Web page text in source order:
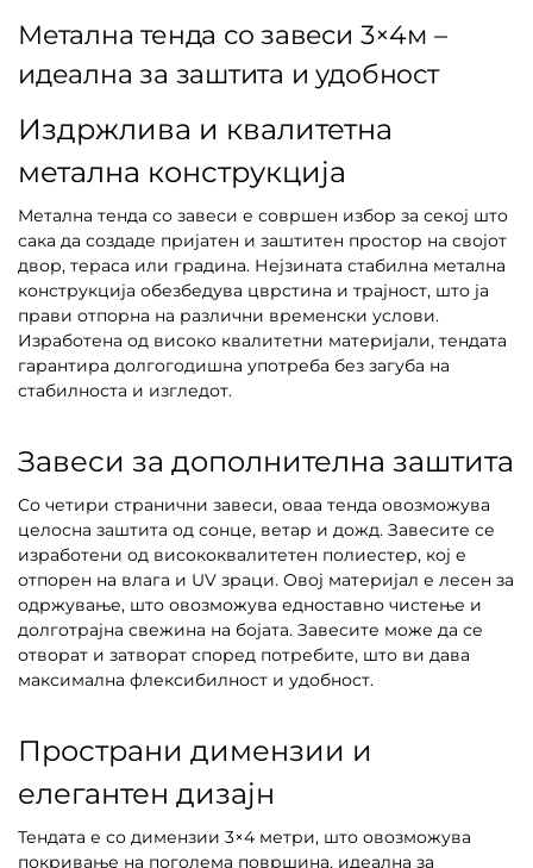
Метална тенда со завеси 3×4м –
идеална за заштита и удобност
Издржлива и квалитетна
метална конструкција
Метална тенда со завеси е совршен избор за секој што
сака да создаде пријатен и заштитен простор на својот
двор, тераса или градина. Нејзината стабилна метална
конструкција обезбедува цврстина и трајност, што ја
прави отпорна на различни временски услови.
Изработена од високо квалитетни материјали, тендата
гарантира долгогодишна употреба без загуба на
стабилноста и изгледот.
Завеси за дополнителна заштита
Со четири странични завеси, оваа тенда овозможува
целосна заштита од сонце, ветар и дожд. Завесите се
изработени од висококвалитетен полиестер, кој е
отпорен на влага и UV зраци. Овој материјал е лесен за
одржување, што овозможува едноставно чистење и
долготрајна свежина на бојата. Завесите може да се
отворат и затворат според потребите, што ви дава
максимална флексибилност и удобност.
Пространи димензии и
елегантен дизајн
Тендата е со димензии 3×4 метри, што овозможува
покривање на поголема површина, идеална за